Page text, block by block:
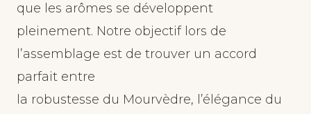
que les arômes se développent
pleinement. Notre objectif lors de
l’assemblage est de trouver un accord
parfait entre
la robustesse du Mourvèdre, l’élégance du